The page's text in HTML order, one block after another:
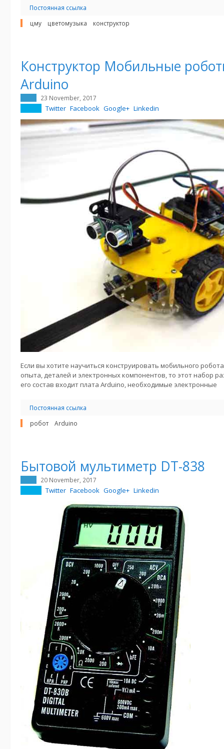
Постоянная ссылка
цму
цветомузыка конструктор
Конструктор Мобильные
Arduino
23 November, 2017
Twitter Facebook Google+ Linkedin
Если вы хотите научиться конструировать мобильного
опыта, деталей и электронных компонентов, то этот набор
его состав входит плата Arduino, необходимые электронные
Постоянная ссылка
робот
Arduino
Бытовой мультиметр DT-838
20 November, 2017
Twitter Facebook Google+ Linkedin